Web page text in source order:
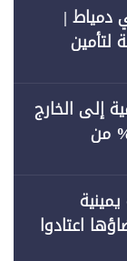
دمياط |
لتأمين
إلى الخارج
حكومية تستحوذ على 53% من
اعتادوا